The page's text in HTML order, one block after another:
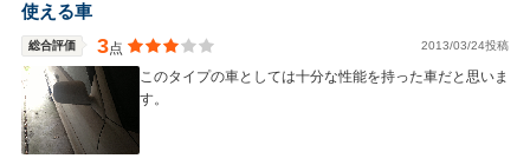
使える車
総合評価 3点 2013/03/24投稿
このタイプの車としては十分な性能を持った車だと思いま
す。